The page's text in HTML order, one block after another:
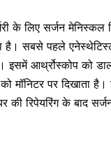
के लिए सर्जन मेनिस्कल
है। सबसे पहले
आर्थ्रोस्कोप को
मॉनिटर पर दिखाता
रिपेयरिंग के बाद